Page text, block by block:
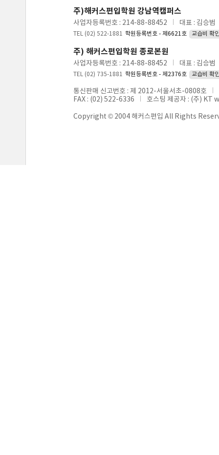
주)해커스편입학원 강남역캠퍼스
사업자등록번호 : 214-88-88452 대표 : 김승범
TEL (02) 522-1881 학원등록번호 - 제6621호 교습비 확
주) 해커스편입학원 종로본원
사업자등록번호 : 214-88-88452 대표 : 김승범
TEL (02) 735-1881 학원등록번호 - 제2376호 교습비 확
통신판매 신고번호 : 제 2012-서울서초-0808호
FAX : (02) 522-6336
호스팅 제공자 : (주)
Copyright © 2004 해커스편입 All Rights